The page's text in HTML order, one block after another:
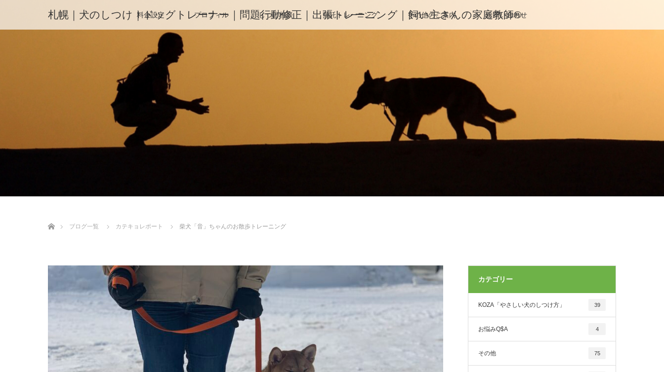
札幌｜犬のしつけ｜ドッグトレーナー｜問題行動修正｜出張トレーニング｜飼い主さんの家庭教師®️
料金設定 プロフィル しつけ相談 預託トレーニング その他のご案内 お問い合わせ
ブログ一覧
カテキョレポート 柴犬「音」ちゃんのお散歩トレーニング
カテゴリー
KOZA「やさしい犬のしつけ方」 39
お悩みQ$A 4
その他 75